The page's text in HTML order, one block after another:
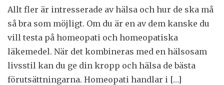
Allt fler är intresserade av hälsa och hur de ska må
så bra som möjligt. Om du är en av dem kanske du
vill testa på homeopati och homeopatiska
läkemedel. När det kombineras med en hälsosam
livsstil kan du ge din kropp och hälsa de bästa
förutsättningarna. Homeopati handlar i […]